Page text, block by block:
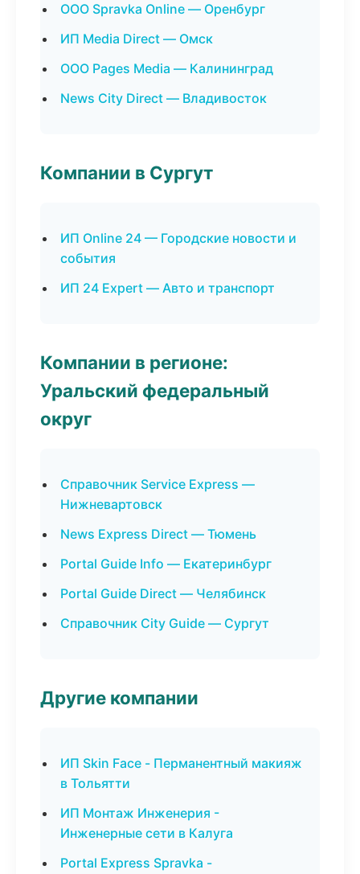
ООО Spravka Online — Оренбург
ИП Media Direct — Омск
ООО Pages Media — Калининград
News City Direct — Владивосток
Компании в Сургут
ИП Online 24 — Городские новости и
события
ИП 24 Expert — Авто и транспорт
Компании в регионе:
Уральский федеральный
округ
Справочник Service Express —
Нижневартовск
News Express Direct — Тюмень
Portal Guide Info — Екатеринбург
Portal Guide Direct — Челябинск
Справочник City Guide — Сургут
Другие компании
ИП Skin Face - Перманентный макияж
в Тольятти
ИП Монтаж Инженерия -
Инженерные сети в Калуга
Portal Express Spravka -